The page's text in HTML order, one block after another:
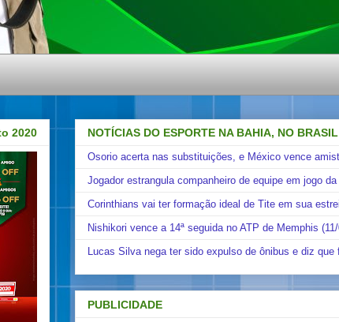
NOTÍCIAS DO ESPORTE NA BAHIA, NO
Osorio acerta nas substituições, e México vence
Jogador estrangula companheiro de equipe em jogo
Corinthians vai ter formação ideal de Tite em sua
Nishikori vence a 14ª seguida no ATP de Memphis
Lucas Silva nega ter sido expulso de ônibus e diz
PUBLICIDADE
2020